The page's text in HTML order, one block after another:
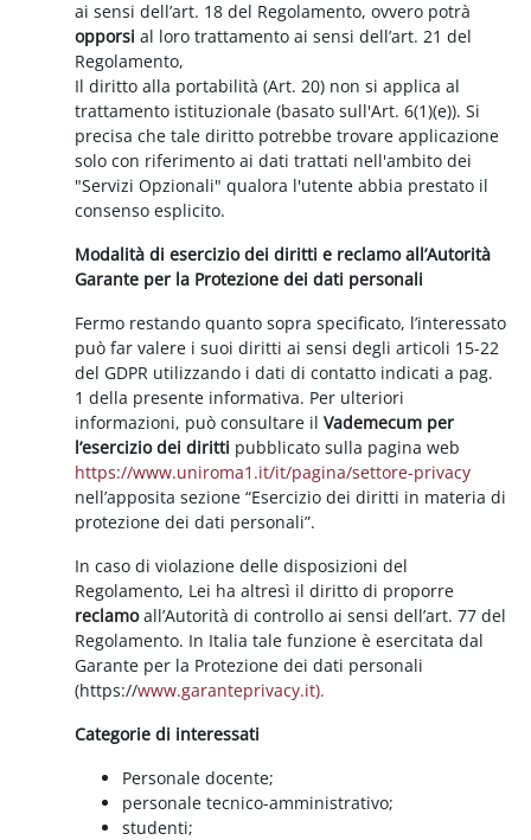
ai sensi dell’art. 18 del Regolamento, ovvero potrà
opporsi al loro trattamento ai sensi dell’art. 21 del
Regolamento,
Il diritto alla portabilità (Art. 20) non si applica al
trattamento istituzionale (basato sull'Art. 6(1)(e)). Si
precisa che tale diritto potrebbe trovare applicazione
solo con riferimento ai dati trattati nell'ambito dei
"Servizi Opzionali" qualora l'utente abbia prestato il
consenso esplicito.
Modalità di esercizio dei diritti e reclamo all’Autorità
Garante per la Protezione dei dati personali
Fermo restando quanto sopra specificato, l’interessato
può far valere i suoi diritti ai sensi degli articoli 15-22
del GDPR utilizzando i dati di contatto indicati a pag.
1 della presente informativa. Per ulteriori
informazioni, può consultare ilVademecum per
l’esercizio dei diritti pubblicato sulla pagina web
https://www.uniroma1.it/it/pagina/settore-privacy
nell’apposita sezione “Esercizio dei diritti in materia di
protezione dei dati personali”.
In caso di violazione delle disposizioni del
Regolamento, Lei ha altresì il diritto di proporre
reclamoall’Autorità di controllo ai sensi dell’art. 77 del
Regolamento. In Italia tale funzione è esercitata dal
Garante per la Protezione dei dati personali
(https://www.garanteprivacy.it).
Categorie di interessati
Personale docente;
personale tecnico-amministrativo;
studenti;